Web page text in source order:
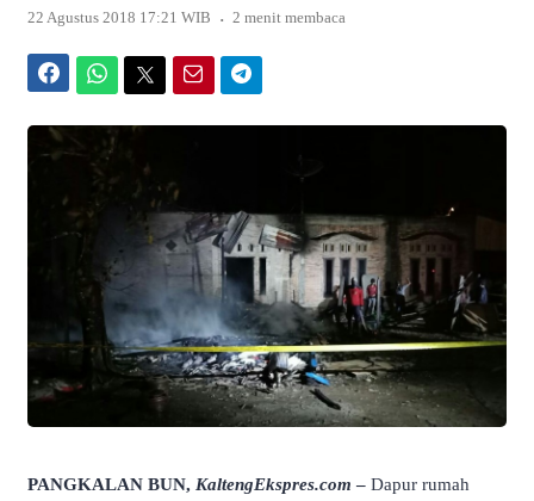
22 Agustus 2018 17:21 WIB . 2 menit membaca
PANGKALAN BUN, KaltengEkspres.com – Dapur rumah